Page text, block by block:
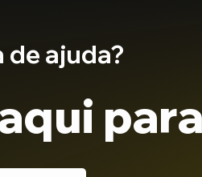
de ajuda?